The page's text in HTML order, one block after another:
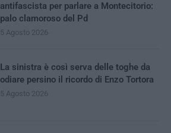
antifascista per parlare a Montecitorio:
palo clamoroso del Pd
5 Agosto 2026
La sinistra è così serva delle toghe da
odiare persino il ricordo di Enzo Tortora
5 Agosto 2026